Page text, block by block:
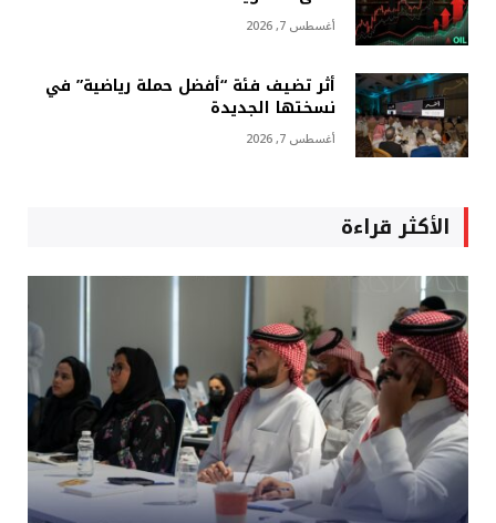
أغسطس 7, 2026
أثر تضيف فئة “أفضل حملة رياضية” في
نسختها الجديدة
أغسطس 7, 2026
الأكثر قراءة